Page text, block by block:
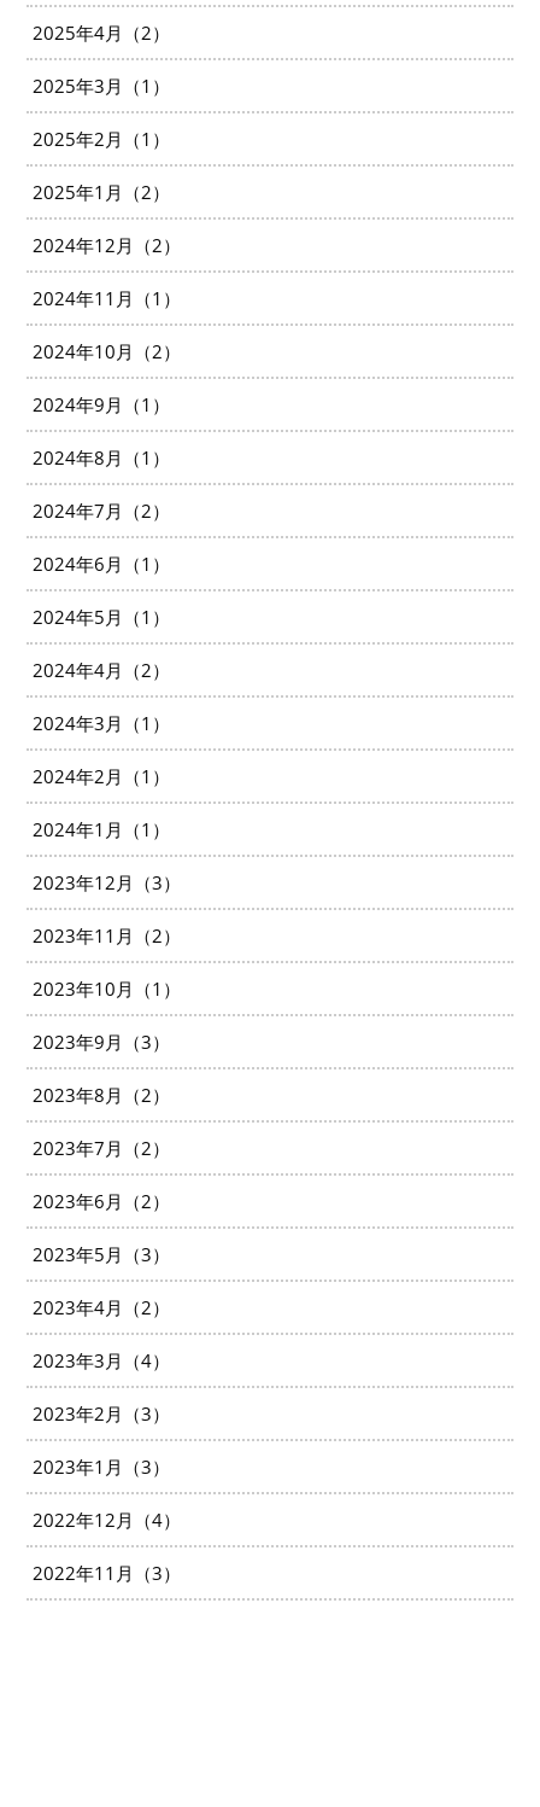
2025年4月（2）
2025年3月（1）
2025年2月（1）
2025年1月（2）
2024年12月（2）
2024年11月（1）
2024年10月（2）
2024年9月（1）
2024年8月（1）
2024年7月（2）
2024年6月（1）
2024年5月（1）
2024年4月（2）
2024年3月（1）
2024年2月（1）
2024年1月（1）
2023年12月（3）
2023年11月（2）
2023年10月（1）
2023年9月（3）
2023年8月（2）
2023年7月（2）
2023年6月（2）
2023年5月（3）
2023年4月（2）
2023年3月（4）
2023年2月（3）
2023年1月（3）
2022年12月（4）
2022年11月（3）